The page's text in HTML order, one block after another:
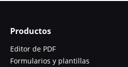
Productos
Editor de PDF
Formularios y plantillas